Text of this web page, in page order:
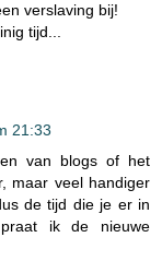
verslaving bij!
tijd...
21:33
van blogs of het
maar veel handiger
de tijd die je er in
ik de nieuwe